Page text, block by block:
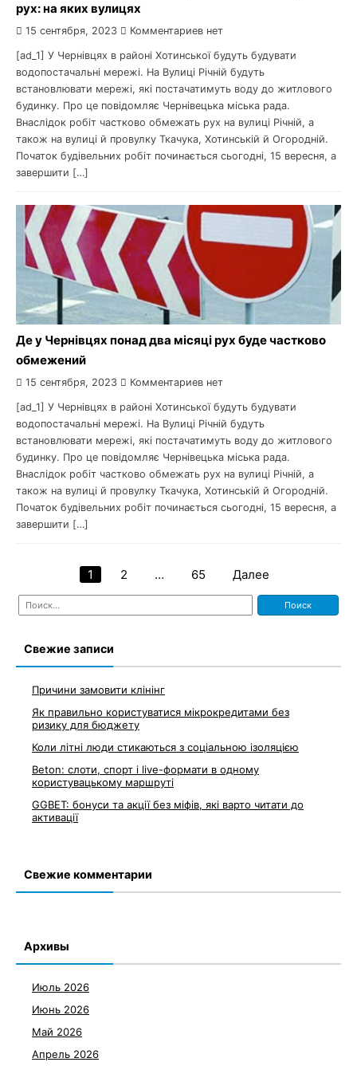
рух: на яких вулицях
15 сентября, 2023 Комментариев нет
[ad_1] У Чернівцях в районі Хотинської будуть будувати
водопостачальні мережі. На Вулиці Річній будуть
встановлювати мережі, які постачатимуть воду до житлового
будинку. Про це повідомляє Чернівецька міська рада.
Внаслідок робіт частково обмежать рух на вулиці Річній, а
також на вулиці й провулку Ткачука, Хотинській й Огородній.
Початок будівельних робіт починається сьогодні, 15 вересня, а
завершити […]
Де у Чернівцях понад два місяці рух буде частково
обмежений
15 сентября, 2023 Комментариев нет
[ad_1] У Чернівцях в районі Хотинської будуть будувати
водопостачальні мережі. На Вулиці Річній будуть
встановлювати мережі, які постачатимуть воду до житлового
будинку. Про це повідомляє Чернівецька міська рада.
Внаслідок робіт частково обмежать рух на вулиці Річній, а
також на вулиці й провулку Ткачука, Хотинській й Огородній.
Початок будівельних робіт починається сьогодні, 15 вересня, а
завершити […]
Навигация
по
1 2 … 65 Далее
Найти:
Свежие записи
Причини замовити клінінг
Як правильно користуватися мікрокредитами без
ризику для бюджету
Коли літні люди стикаються з соціальною ізоляцією
Beton: слоти, спорт і live-формати в одному
користувацькому маршруті
GGBET: бонуси та акції без міфів, які варто читати до
активації
Свежие комментарии
Архивы
Июль 2026
Июнь 2026
Май 2026
Апрель 2026